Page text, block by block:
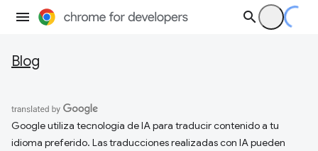
Blog
Google utiliza tecnología de IA para traducir contenido a tu
idioma preferido. Las traducciones realizadas con IA pueden